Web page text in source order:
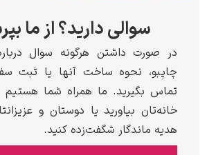
سوالی دارید؟ از ما بپرسید
داشتن هرگونه سوال درباره محصولات
نحوه ساخت آنها یا ثبت سفارش، با ما
بگیرید. ما همراه شما هستیم تا هنر را به
بیاورید یا دوستان و عزیزانتان را با یک
ماندگار شگفت‌زده کنید.